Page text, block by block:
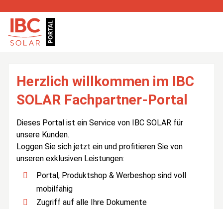
Herzlich willkommen im IBC
SOLAR Fachpartner-Portal
Dieses Portal ist ein Service von IBC SOLAR für
unsere Kunden.
Loggen Sie sich jetzt ein und profitieren Sie von
unseren exklusiven Leistungen:
Portal, Produktshop & Werbeshop sind voll
mobilfähig
Zugriff auf alle Ihre Dokumente